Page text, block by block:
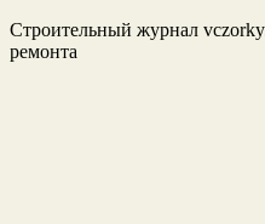
Строительный журнал
ремонта